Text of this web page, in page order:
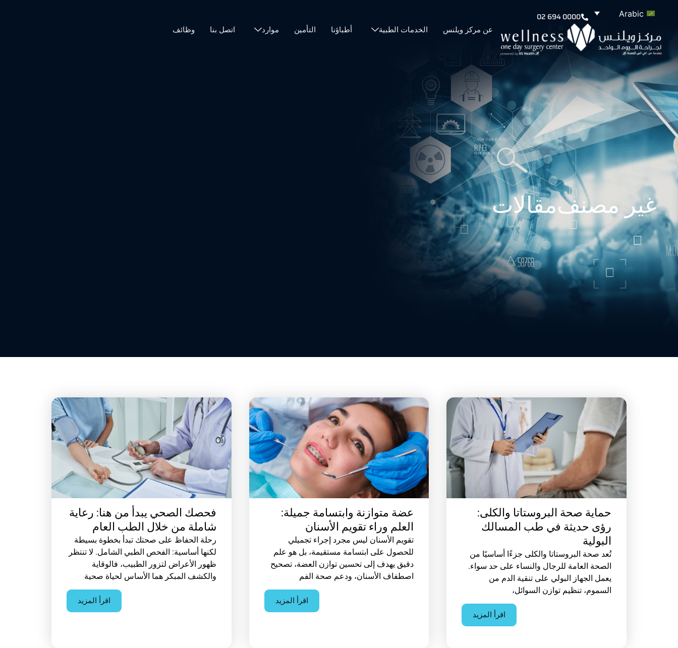
Arabic
02 694 0000
عن مركز ويلنس الخدمات الطبية أطباؤنا التأمين موارد اتصل بنا وظائف
غير مصنفمقالات
حماية صحة البروستاتا والكلى:
رؤى حديثة في طب المسالك
البولية
تُعد صحة البروستاتا والكلى جزءًا أساسيًا من
الصحة العامة للرجال والنساء على حد سواء.
يعمل الجهاز البولي على تنقية الدم من
السموم، تنظيم توازن السوائل،
اقرأ المزيد
عضة متوازنة وابتسامة جميلة:
العلم وراء تقويم الأسنان
تقويم الأسنان ليس مجرد إجراء تجميلي
للحصول على ابتسامة مستقيمة، بل هو علم
دقيق يهدف إلى تحسين توازن العضة، تصحيح
اصطفاف الأسنان، ودعم صحة الفم
اقرأ المزيد
فحصك الصحي يبدأ من هنا: رعاية
شاملة من خلال الطب العام
رحلة الحفاظ على صحتك تبدأ بخطوة بسيطة
لكنها أساسية: الفحص الطبي الشامل. لا تنتظر
ظهور الأعراض لتزور الطبيب، فالوقاية
والكشف المبكر هما الأساس لحياة صحية
اقرأ المزيد